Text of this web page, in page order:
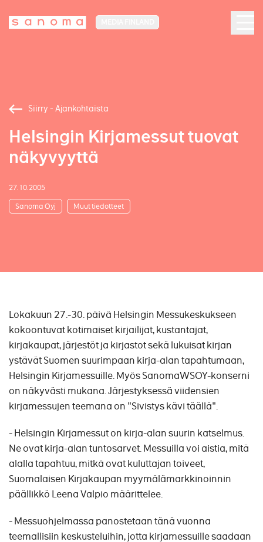
Siirry - Ajankohtaista
Helsingin Kirjamessut tuovat
näkyvyyttä
27.10.2005
Sanoma Oyj Muut tiedotteet
Lokakuun 27.-30. päivä Helsingin Messukeskukseen
kokoontuvat kotimaiset kirjailijat, kustantajat,
kirjakaupat, järjestöt ja kirjastot sekä lukuisat kirjan
ystävät Suomen suurimpaan kirja-alan tapahtumaan,
Helsingin Kirjamessuille. Myös SanomaWSOY-konserni
on näkyvästi mukana. Järjestyksessä viidensien
kirjamessujen teemana on "Sivistys kävi täällä".
- Helsingin Kirjamessut on kirja-alan suurin katselmus.
Ne ovat kirja-alan tuntosarvet. Messuilla voi aistia, mitä
alalla tapahtuu, mitkä ovat kuluttajan toiveet,
Suomalaisen Kirjakaupan myymälämarkkinoinnin
päällikkö Leena Valpio määrittelee.
- Messuohjelmassa panostetaan tänä vuonna
teemallisiin keskusteluihin, jotta kirjamessuille saadaan